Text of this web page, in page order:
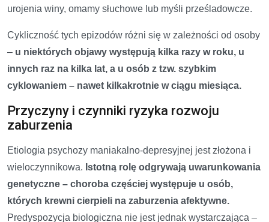
urojenia winy, omamy słuchowe lub myśli prześladowcze.
Cykliczność tych epizodów różni się w zależności od osoby
– u niektórych objawy występują kilka razy w roku, u
innych raz na kilka lat, a u osób z tzw. szybkim
cyklowaniem – nawet kilkakrotnie w ciągu miesiąca.
Przyczyny i czynniki ryzyka rozwoju
zaburzenia
Etiologia psychozy maniakalno-depresyjnej jest złożona i
wieloczynnikowa. Istotną rolę odgrywają uwarunkowania
genetyczne – choroba częściej występuje u osób,
których krewni cierpieli na zaburzenia afektywne.
Predyspozycja biologiczna nie jest jednak wystarczająca –